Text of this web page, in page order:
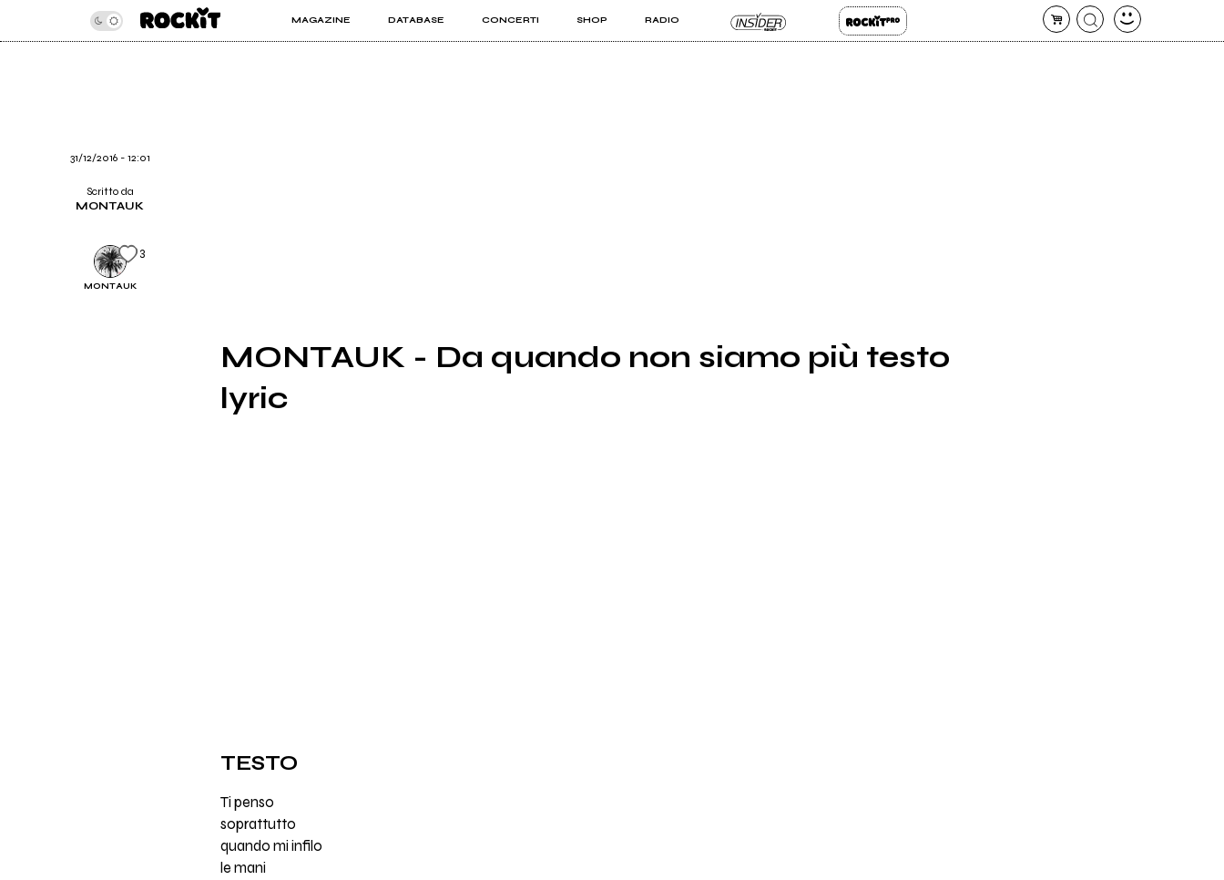
MAGAZINE DATABASE CONCERTI SHOP RADIO
INSIDER ROCKIT PRO
MONTAUK - Da quando non siamo più testo
lyric
31/12/2016 - 12:01
Scritto da
MONTAUK
MONTAUK
3
TESTO
Ti penso
soprattutto
quando mi infilo
le mani